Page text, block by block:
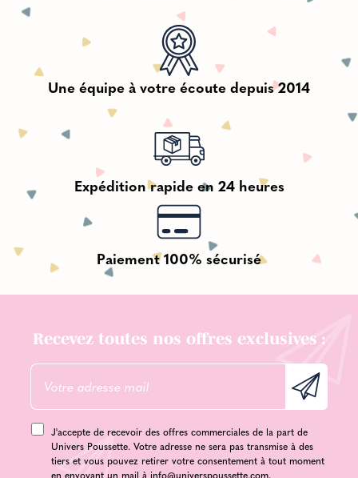
Une équipe à votre écoute depuis 2014
Expédition rapide en 24 heures
Paiement 100% sécurisé
Recevez toutes nos offres exclusives :
J'accepte de recevoir des offres commerciales de la part de
Univers Poussette. Votre adresse ne sera pas transmise à des
tiers et vous pouvez retirer votre consentement à tout moment
en envoyant un mail à info@universpoussette.com.